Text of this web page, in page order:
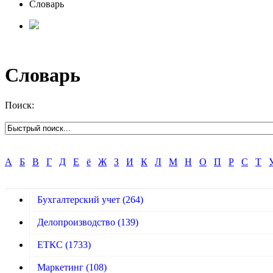
Словарь
Словарь
Поиск:
А Б В Г Д Е ё Ж З И К Л М Н О П Р С Т
Бухгалтерский учет (264)
Делопроизводство (139)
ЕТКС (1733)
Маркетинг (108)